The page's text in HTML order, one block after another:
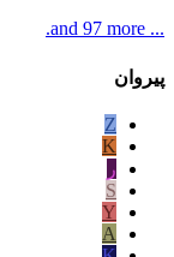
... and 97 more.
پیروان
Z
K
ر
S
Y
A